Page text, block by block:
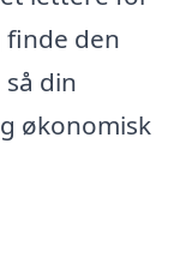
finde den
din
økonomisk